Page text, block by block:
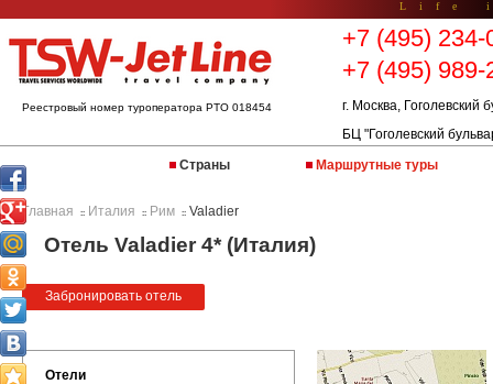
Life
Реестровый номер туроператора РТО 018454
+7 (495) 234-
+7 (495) 989-
г. Москва, Гоголевский
БЦ "Гоголевский
Страны
Маршрутные туры
Главная :: Италия :: Рим :: Valadier
Отель Valadier 4* (Италия)
Забронировать отель
Отели